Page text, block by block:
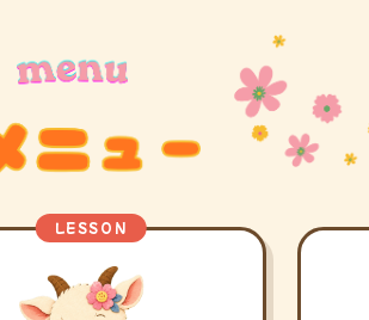
LESSON